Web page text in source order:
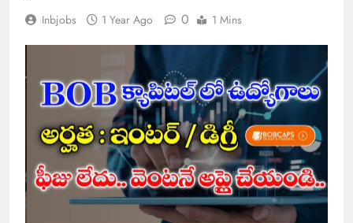
Inbjobs 1 Year Ago 0 1 Mins